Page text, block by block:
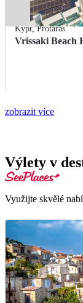
Kypr,Protaras
Vrissaki Beach
zobrazit více
Výlety v
Využijte skvělé